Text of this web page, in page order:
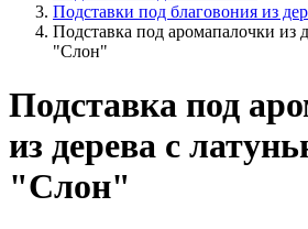
Подставки под благовония из
Подставка под аромапалочки из
"Слон"
Подставка под
из дерева с
"Слон"